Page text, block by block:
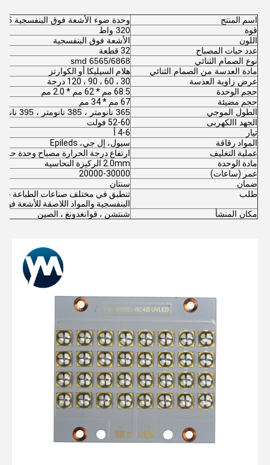
اسم المنتج
وحدة ضوء الأشعة فوق البنفسجية 6145
قوة
320 واط
اللون
الأشعة فوق البنفسجية
عدد حبات المصباح
32 قطعة
نوع الصمام الثنائي
6565/6868 smd
مادة العدسة من الصمام الثنائي
هلام السيليكا أو الكوارتز
عرض زاوية العدسة
30 ، 60 ، 90 ، 120 درجة
حجم الوحدة
68.5 مم * 62 مم * 2.0 مم
حجم مضيئة
67 مم * 34 مم
الطول الموجي
365 نانومتر ، 385 نانومتر ، 395 نانومتر ، 405 نانومتر
الجهد االكهربى
52-60 فولت
تيار
4-6 أ
المواد رقاقة
سيول، إل جي، Epileds
عملية التغليف
ارتفاع درجة الحرارة مصباح وحدة
مادة الوحدة
2.0mm الركيزة النحاسية
عمر (ساعات)
20000-30000
ضمان
سنتان
طلب
البنفسجية والمواد اللاصقة للأشعة
مكان المنشأ
شنتشن ، قوانغدونغ ، الصين